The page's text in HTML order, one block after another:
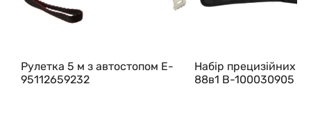
Рулетка 5 м з автостопом E-
95112659232
Набір прецизійних
88в1 B-100030905